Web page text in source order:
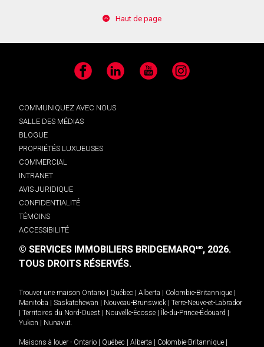
Haut de page
Facebook LinkedIn YouTube Instagram
COMMUNIQUEZ AVEC NOUS
SALLE DES MÉDIAS
BLOGUE
PROPRIÉTÉS LUXUEUSES
COMMERCIAL
INTRANET
AVIS JURIDIQUE
CONFIDENTIALITÉ
TÉMOINS
ACCESSIBILITÉ
© SERVICES IMMOBILIERS BRIDGEMARQMD, 2026.
TOUS DROITS RÉSERVÉS.
Trouver une maison Ontario | Québec | Alberta | Colombie-Britannique |
Manitoba | Saskatchewan | Nouveau-Brunswick | Terre-Neuve-et-Labrador
| Territoires du Nord-Ouest | Nouvelle-Écosse | Île-du-Prince-Édouard |
Yukon | Nunavut
Maisons à louer - Ontario | Québec | Alberta | Colombie-Britannique |